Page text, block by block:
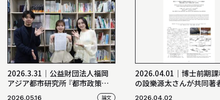
2026.3.31｜公益財団法人福岡
アジア都市研究所 『都市政策研
究』において、卒業生の中村佳乃
2026.05.16 論文
2026.04.01│博士前期課
の設樂源太さんが共同著
2026.04.02